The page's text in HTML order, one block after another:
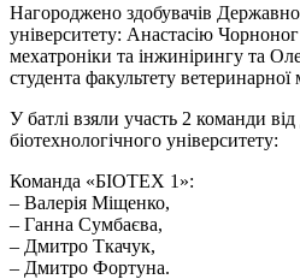
Нагороджено здобувачів
університету: Анастасію
мехатроніки та інжинірингу та
студента факультету
У батлі взяли участь 2 команди
біотехнологічного університету:
Команда «БІОТЕХ 1»:
– Валерія Міщенко,
– Ганна Сумбаєва,
– Дмитро Ткачук,
– Дмитро Фортуна.